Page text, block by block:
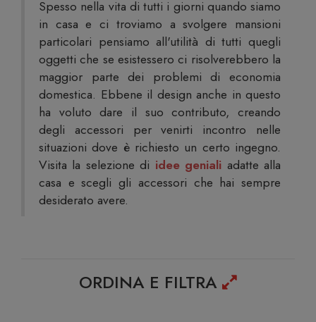
Spesso nella vita di tutti i giorni quando siamo
in casa e ci troviamo a svolgere mansioni
particolari pensiamo all'utilità di tutti quegli
oggetti che se esistessero ci risolverebbero la
maggior parte dei problemi di economia
domestica. Ebbene il design anche in questo
ha voluto dare il suo contributo, creando
degli accessori per venirti incontro nelle
situazioni dove è richiesto un certo ingegno.
Visita la selezione di idee geniali adatte alla
casa e scegli gli accessori che hai sempre
desiderato avere.
ORDINA E FILTRA